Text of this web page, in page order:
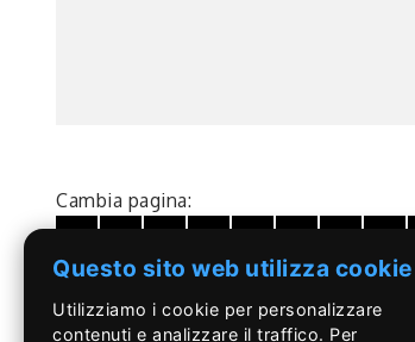
Cambia pagina:
34
35 36 37 38 39 40 41
Questo sito web utilizza cookie
Utilizziamo i cookie per personalizzare
contenuti e analizzare il traffico. Per